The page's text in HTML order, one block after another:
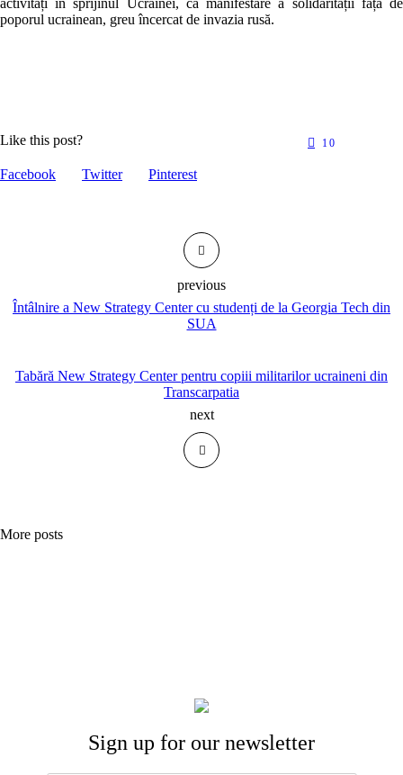
activități în sprijinul Ucrainei, ca manifestare a solidarității față de
poporul ucrainean, greu încercat de invazia rusă.
Like this post?
Facebook Twitter Pinterest
10
Întâlnire a New Strategy Center cu studenți de la Georgia Tech din
SUA
previous
Tabără New Strategy Center pentru copiii militarilor ucraineni din
Transcarpatia
next
More posts
Sign up for our newsletter